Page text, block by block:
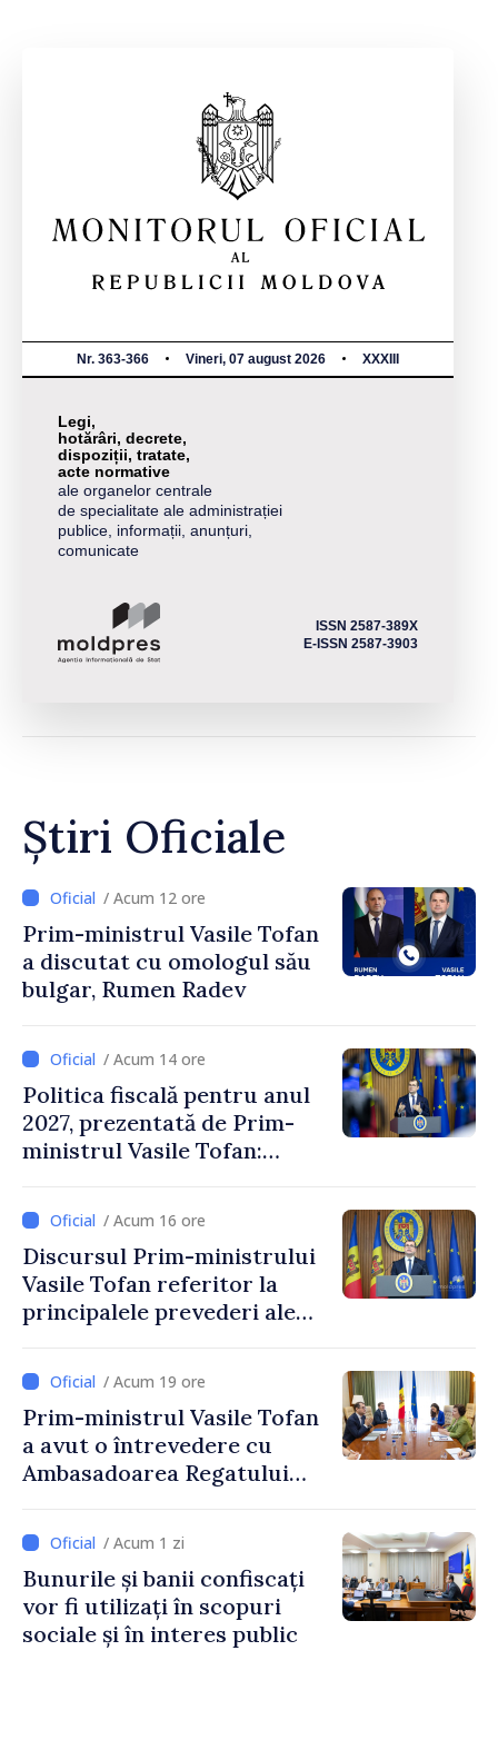
Nr. 363-366 Vineri, 07 august 2026 XXXIII
Legi,
hotărâri, decrete,
dispoziții, tratate,
acte normative
ale organelor centrale
de specialitate ale administrației
publice, informații, anunțuri,
comunicate
ISSN 2587-389X
E-ISSN 2587-3903
Știri Oficiale
/ Acum 12 ore
Prim-ministrul Vasile Tofan
a discutat cu omologul său
bulgar, Rumen Radev
/ Acum 14 ore
Politica fiscală pentru anul
2027, prezentată de Prim-
ministrul Vasile Tofan:
stimularea investițiilor și o
taxare mai echitabilă
/ Acum 16 ore
Discursul Prim-ministrului
Vasile Tofan referitor la
principalele prevederi ale
2027
/ Acum 19 ore
Prim-ministrul Vasile Tofan
a avut o întrevedere cu
Ambasadoarea Regatului
Irlandei de Nord, Fern
Horine / Acum 1 zi
Bunurile și banii confiscați
vor fi utilizați în scopuri
sociale și în interes public